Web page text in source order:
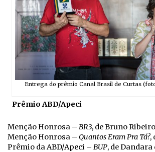
Entrega do prêmio Canal Brasil de Curtas
Prêmio ABD/Apeci
Menção Honrosa – BR3, de Bruno
Menção Honrosa – Quantos Eram Pra Tá?,
Prêmio da ABD/Apeci – BUP, de Dandara